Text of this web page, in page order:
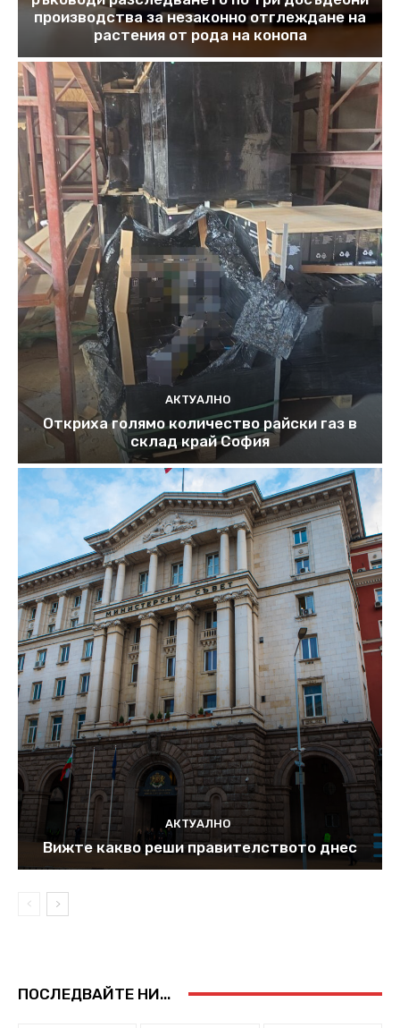
производства за незаконно отглеждане на
растения от рода на конопа
АКТУАЛНО
Откриха голямо количество райски газ в
склад край София
АКТУАЛНО
Вижте какво реши правителството днес
ПОСЛЕДВАЙТЕ НИ...